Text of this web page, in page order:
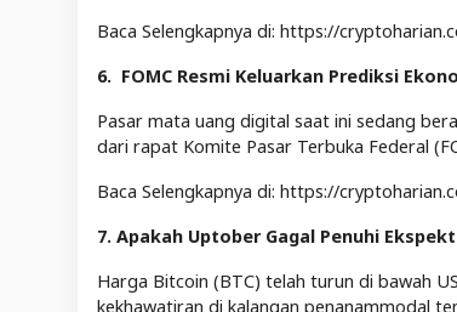
Baca Selengkapnya di: https://
6. FOMC Resmi Keluarkan Prediksi
Pasar mata uang digital saat ini sedang
dari rapat Komite Pasar Terbuka Federal
Baca Selengkapnya di: https://
7. Apakah Uptober Gagal Penuhi
Harga Bitcoin (BTC) telah turun di bawah
kekhawatiran di kalangan penanammodal